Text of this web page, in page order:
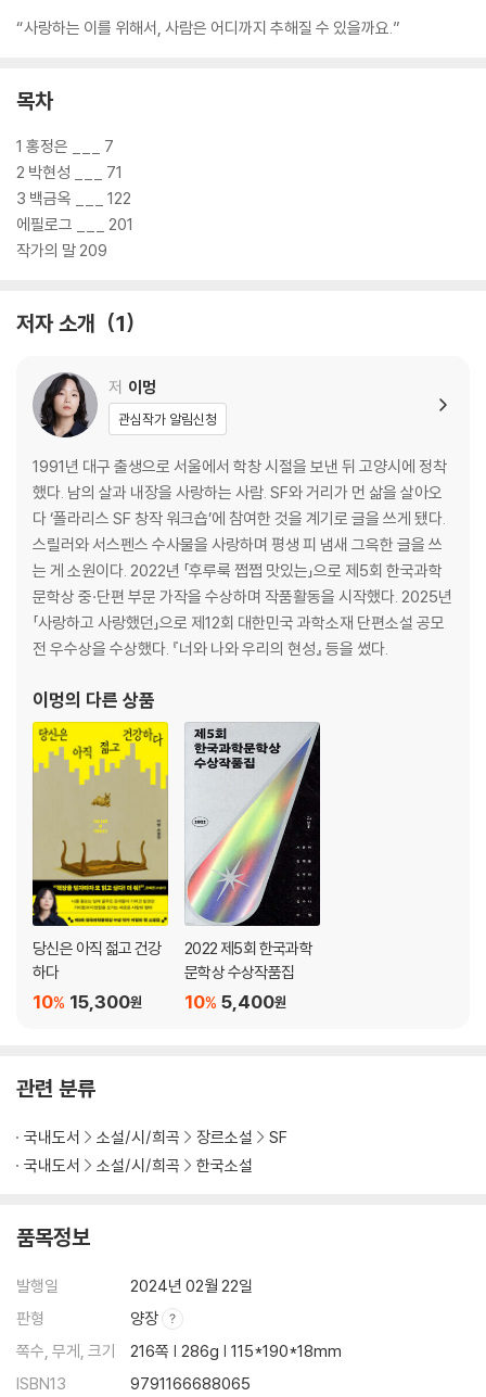
“사랑하는 이를 위해서, 사람은 어디까지 추해질 수 있을까요.”
목차
1 홍정은 ___ 7
2 박현성 ___ 71
3 백금옥 ___ 122
에필로그 ___ 201
작가의 말 209
저자 소개 1
저 이멍
관심작가 알림신청
1991년 대구 출생으로 서울에서 학창 시절을 보낸 뒤 고양시에 정착
했다. 남의 살과 내장을 사랑하는 사람. SF와 거리가 먼 삶을 살아오
다 ‘폴라리스 SF 창작 워크숍’에 참여한 것을 계기로 글을 쓰게 됐다.
스릴러와 서스펜스 수사물을 사랑하며 평생 피 냄새 그윽한 글을 쓰
는 게 소원이다. 2022년 「후루룩 쩝쩝 맛있는」으로 제5회 한국과학
문학상 중·단편 부문 가작을 수상하며 작품활동을 시작했다. 2025년
「사랑하고 사랑했던」으로 제12회 대한민국 과학소재 단편소설 공모
전 우수상을 수상했다. 『너와 나와 우리의 현성』 등을 썼다.
이멍의 다른 상품
당신은 아직 젊고 건강
하다
15,300원
10%
2022 제5회 한국과학
문학상 수상작품집
5,400원
10%
관련 분류
국내도서 소설/시/희곡 장르소설
SF
국내도서
소설/시/희곡 한국소설
품목정보
발행일
2024년 02월 22일
판형
양장
쪽수, 무게, 크기
216쪽 | 286g | 115*190*18mm
ISBN13
9791166688065